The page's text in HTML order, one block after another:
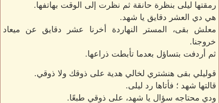
رمقتها ليلى بنظرة حانقة ثم نظرت إلى الوقت بهاتفها.
هي دي العشر دقايق يا شهد.
معلش بقى، المستر النهاردة أخرنا عشر دقايق عن ميعاد
خروجنا.
ثم أردفت بتساؤل بعدما تأبطت ذراعها.
قوليلي بقى هنشتري لخالي هدية على ذوقك ولا ذوقي.
قالتها شهد ؛ فأتاها رد ليلى.
ودي محتاجه سؤال يا شهد، على ذوقي طبعًا.